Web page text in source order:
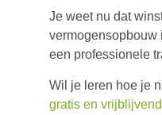
Je weet nu dat
vermogensopbouw
een professionele
Wil je leren hoe je
gratis en